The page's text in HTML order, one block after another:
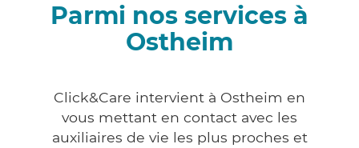
Parmi nos services à
Ostheim
Click&Care intervient à Ostheim en
vous mettant en contact avec les
auxiliaires de vie les plus proches et